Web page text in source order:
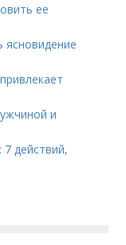
ее
ясновидение
и
действий,